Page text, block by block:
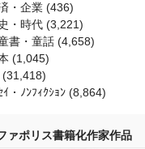
・企業 (436)
・時代 (3,221)
書・童話 (4,658)
(1,045)
(31,418)
ｲ・ﾉﾝﾌｨｸｼｮﾝ (8,864)
ァポリス書籍化作家作品